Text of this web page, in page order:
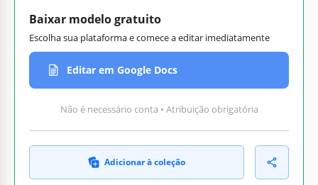
Baixar modelo gratuito
Escolha sua plataforma e comece a editar imediatamente
Editar em Google Docs
Não é necessário conta • Atribuição obrigatória
Adicionar à coleção